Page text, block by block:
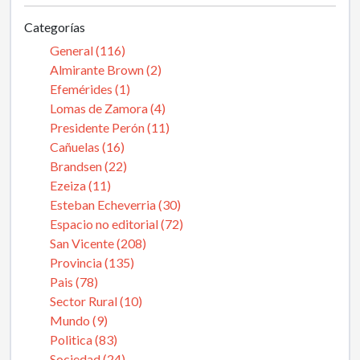
Categorías
General (116)
Almirante Brown (2)
Efemérides (1)
Lomas de Zamora (4)
Presidente Perón (11)
Cañuelas (16)
Brandsen (22)
Ezeiza (11)
Esteban Echeverria (30)
Espacio no editorial (72)
San Vicente (208)
Provincia (135)
Pais (78)
Sector Rural (10)
Mundo (9)
Politica (83)